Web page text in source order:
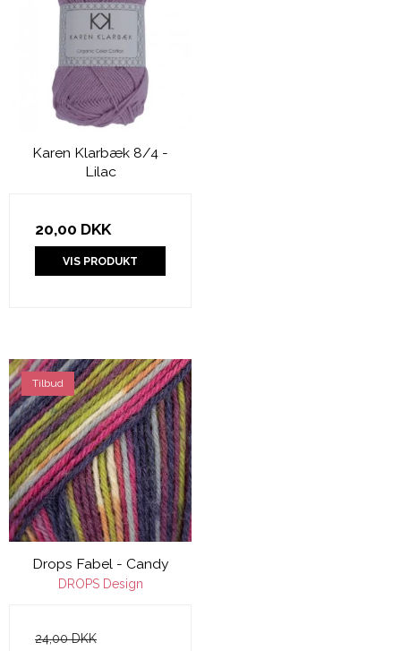
Karen Klarbæk 8/4 -
Lilac
20,00 DKK
VIS PRODUKT
Tilbud
Drops Fabel - Candy
DROPS Design
24,00 DKK